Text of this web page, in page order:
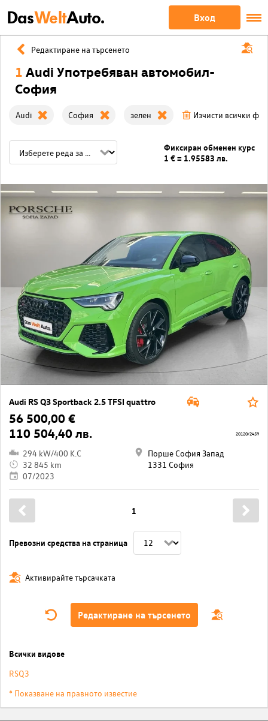
DasWeltAuto. Вход
Редактиране на търсенето
1 Audi Употребяван автомобил-
София
Audi София зелен Изчисти всички
Фиксиран обменен курс
1 € = 1.95583 лв.
Audi RS Q3 Sportback 2.5 TFSI quattro
56 500,00 €
110 504,40 лв.
294 kW/400 K.C
32 845 km
07/2023
Порше София Запад
1331 София
20120/2459
Превозни средства на страница
1
Активирайте търсачката
Редактиране на търсенето
Всички видове
RSQ3
* Показване на правното известие